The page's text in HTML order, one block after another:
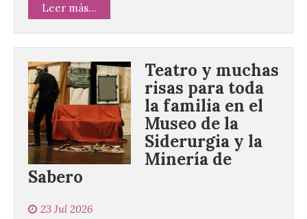
Leer más...
Teatro y muchas
risas para toda
la familia en el
Museo de la
Siderurgia y la
Minería de
Sabero
23 Jul 2026